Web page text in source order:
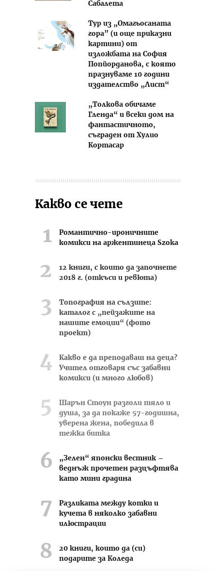
Сабалета
Тур из „Омагьосаната
гора” (и още приказни
картини) от
изложбата на София
Попйорданова, с която
празнуваме 10 години
издателство „Лист“
„Толкова обичаме
Гленда“ и всеки дом на
фантастичното,
съграден от Хулио
Кортасар
Какво се чете
Романтично-ироничните
комикси на аржентинеца Szoka
12 книги, с които да започнете
2018 г. (откъси и ревюта)
Топография на сълзите:
каталог с „пейзажите на
нашите емоции“ (фото
проект)
Какво е да преподаваш на деца?
Учител отговаря със забавни
комикси (и много любов)
Шарън Стоун разголи тяло и
душа, за да покаже 57-годишна,
уверена жена, победила в
тежка битка
„Зелен“ японски вестник –
веднъж прочетен разцъфтява
като мини градина
Разликата между котки и
кучета в няколко забавни
илюстрации
20 книги, които да (си)
подарите за Коледа